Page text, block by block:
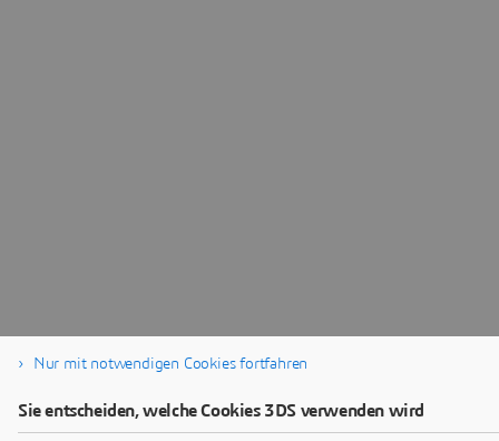
Nur mit notwendigen Cookies fortfahren
Sie entscheiden, welche Cookies 3DS verwenden wird